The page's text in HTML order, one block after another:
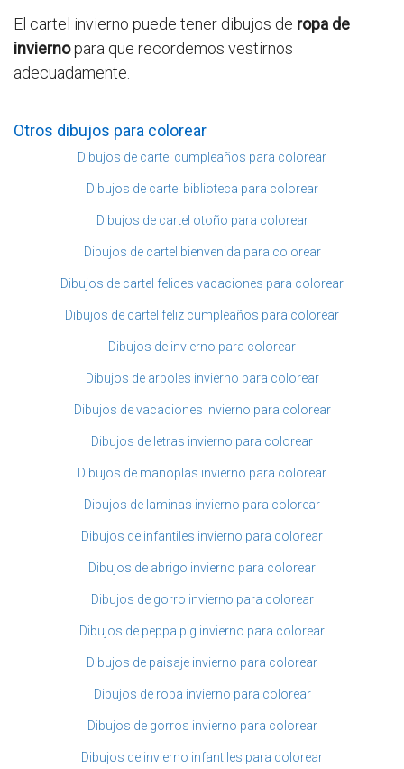
El cartel invierno puede tener dibujos de ropa de
inviernopara que recordemos vestirnos
adecuadamente.
Otros dibujos para colorear
Dibujos de cartel cumpleaños para colorear
Dibujos de cartel biblioteca para colorear
Dibujos de cartel otoño para colorear
Dibujos de cartel bienvenida para colorear
Dibujos de cartel felices vacaciones para colorear
Dibujos de cartel feliz cumpleaños para colorear
Dibujos de invierno para colorear
Dibujos de arboles invierno para colorear
Dibujos de vacaciones invierno para colorear
Dibujos de letras invierno para colorear
Dibujos de manoplas invierno para colorear
Dibujos de laminas invierno para colorear
Dibujos de infantiles invierno para colorear
Dibujos de abrigo invierno para colorear
Dibujos de gorro invierno para colorear
Dibujos de peppa pig invierno para colorear
Dibujos de paisaje invierno para colorear
Dibujos de ropa invierno para colorear
Dibujos de gorros invierno para colorear
Dibujos de invierno infantiles para colorear